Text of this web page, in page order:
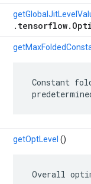
Constant
getOptLevel ()
Overall